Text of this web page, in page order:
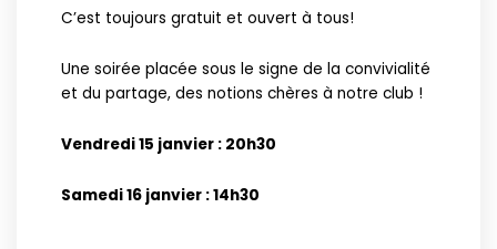
C’est toujours gratuit et ouvert à tous!
Une soirée placée sous le signe de la convivialité
et du partage, des notions chères à notre club !
Vendredi 15 janvier : 20h30
Samedi 16 janvier : 14h30